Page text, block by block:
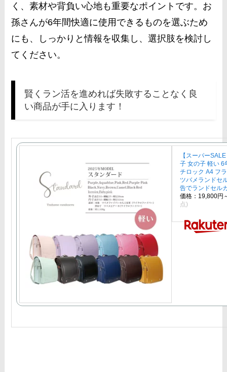
く、素材や背負い心地も重要なポイントです。お
孫さんが6年間快適に使用できるものを選ぶため
にも、しっかりと情報を収集し、選択肢を検討し
てください。
賢くラン活を進めれば失敗することなく良
い商品が手に入ります！
【スーパー
子 女の子 軽い 6
チロック A4 フ
ツバメランドセ
告でランドセル
価格：19,800円
点)